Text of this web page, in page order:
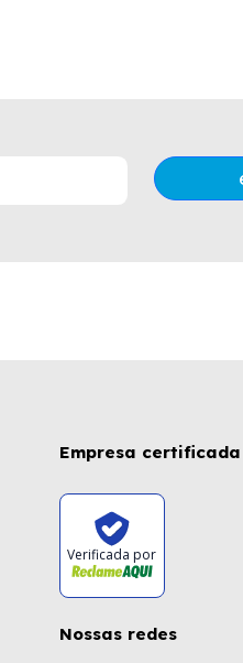
Empresa certificada
Verificada por
Nossas redes